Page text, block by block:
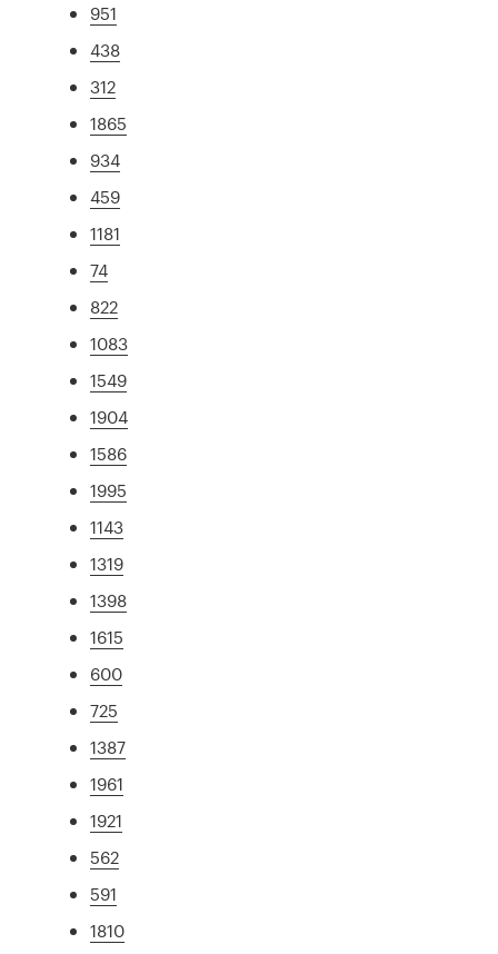
951
438
312
1865
934
459
1181
74
822
1083
1549
1904
1586
1995
1143
1319
1398
1615
600
725
1387
1961
1921
562
591
1810